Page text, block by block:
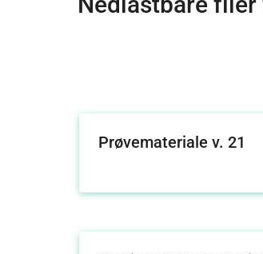
Prøvemateriale v. 21